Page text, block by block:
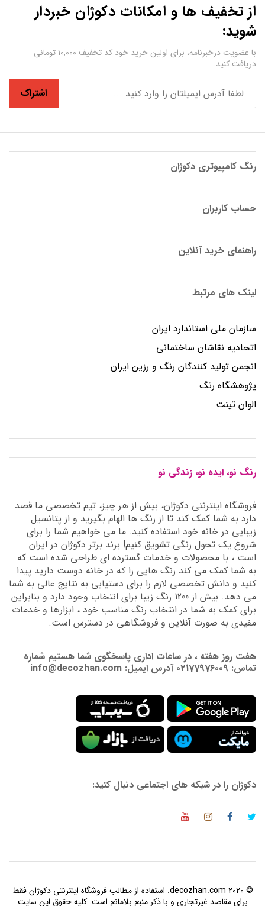
از تخفیف ها و امکانات دکوژان خبردار
شوید:
با عضویت درخبرنامه، برای اولین خرید خود کد تخفیف ۱۰,۰۰۰ تومانی
دریافت کنید.
اشتراک
رنگ کامپیوتری دکوژان
حساب کاربران
راهنمای خرید آنلاین
لینک های مرتبط
سازمان ملی استاندارد ایران
اتحادیه نقاشان ساختمانی
انجمن توليد كنندگان رنگ و رزين ايران
پژوهشگاه رنگ
الوان تینت
رنگ نو، ایده نو، زندگی نو
فروشگاه اینترنتی دکوژان، بیش از هر چیز، تیم تخصصی ما قصد
دارد به شما کمک کند تا از رنگ ها الهام بگیرید و از پتانسیل
زیبایی در خانه خود استفاده کنید. ما می خواهیم شما را برای
شروع یک تحول رنگی تشویق کنیم! برند برتر دکوژان در ایران
است ، با محصولات و خدمات گسترده ای طراحی شده است که
به شما کمک می کند رنگ هایی را که در خانه دوست دارید پیدا
کنید و دانش تخصصی لازم را برای دستیابی به نتایج عالی به شما
می دهد. بیش از 1200 رنگ زیبا برای انتخاب وجود دارد و بنابراین
برای کمک به شما در انتخاب رنگ مناسب خود ، ابزارها و خدمات
مفیدی به صورت آنلاین و فروشگاهی در دسترس است.
هفت روز هفته ، در ساعات اداری پاسخگوی شما هستیم شماره
تماس: 02177976009 آدرس ایمیل: info@decozhan.com
دکوژان را در شبکه های اجتماعی دنبال کنید:
© 2020 decozhan.com. استفاده از مطالب فروشگاه اینترنتی دکوژان فقط
برای مقاصد غیرتجاری و با ذکر منبع بلامانع است. کلیه حقوق این سایت